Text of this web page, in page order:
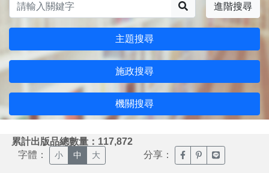
進階搜尋
主題搜尋
施政搜尋
機關搜尋
累計出版品總數量：117,872
字體： 小 中 大 分享： 臉書分享(另開新視窗)
噗浪分享(另開新
Line分享(另